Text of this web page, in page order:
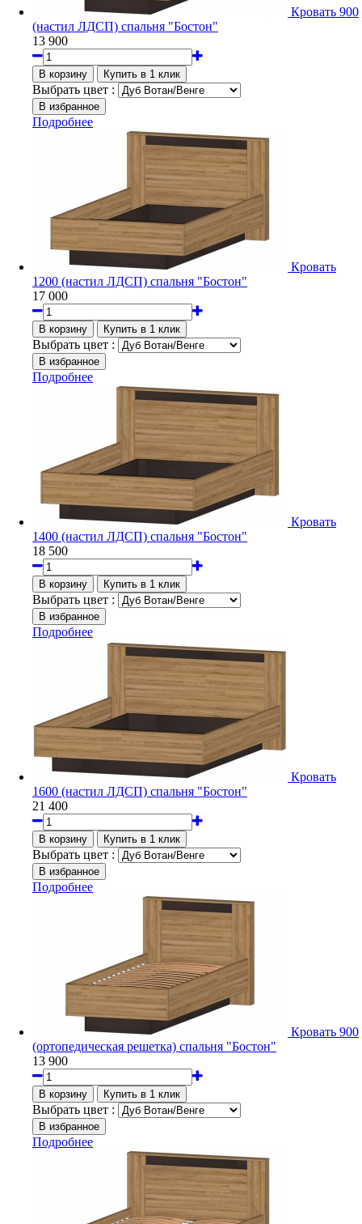
Кровать 900
(настил ЛДСП) спальня "Бостон"
13 900
Выбрать цвет :
Подробнее
Кровать
1200 (настил ЛДСП) спальня "Бостон"
17 000
Выбрать цвет :
Подробнее
Кровать
1400 (настил ЛДСП) спальня "Бостон"
18 500
Выбрать цвет :
Подробнее
Кровать
1600 (настил ЛДСП) спальня "Бостон"
21 400
Выбрать цвет :
Подробнее
Кровать 900
(ортопедическая решетка) спальня "Бостон"
13 900
Выбрать цвет :
Подробнее